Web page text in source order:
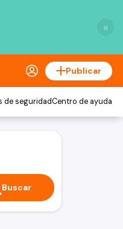
×
Publicar
de seguridadCentro de ayuda
Buscar